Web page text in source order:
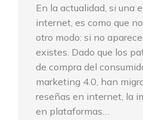
En la actualidad, si una
internet, es como que
otro modo: si no
existes. Dado que los
de compra del
marketing 4.0, han
reseñas en internet, la
en plataformas…